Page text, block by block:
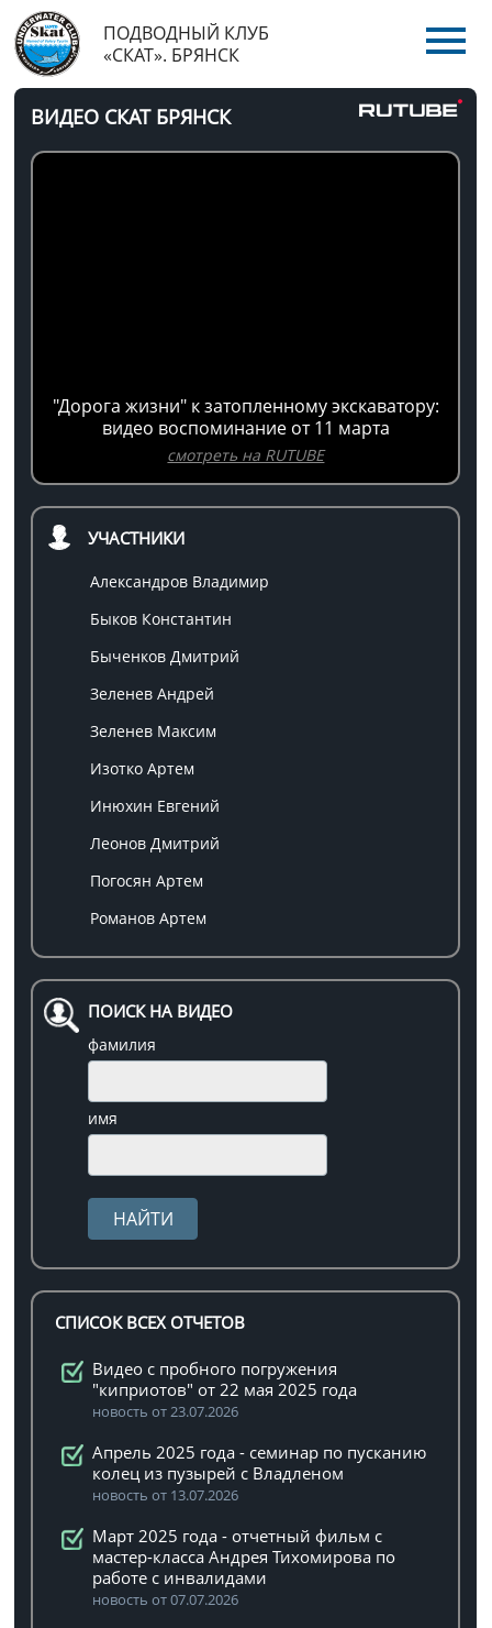
ПОДВОДНЫЙ КЛУБ
«СКАТ». БРЯНСК
ВИДЕО СКАТ БРЯНСК
"Дорога жизни" к затопленному экскаватору:
видео воспоминание от 11 марта
смотреть на RUTUBE
УЧАСТНИКИ
Александров Владимир
Быков Константин
Быченков Дмитрий
Зеленев Андрей
Зеленев Максим
Изотко Артем
Инюхин Евгений
Леонов Дмитрий
Погосян Артем
Романов Артем
ПОИСК НА ВИДЕО
фамилия
имя
СПИСОК ВСЕХ ОТЧЕТОВ
Видео с пробного погружения
"киприотов" от 22 мая 2025 года
новость от 23.07.2026
Апрель 2025 года - семинар по пусканию
колец из пузырей с Владленом
новость от 13.07.2026
Март 2025 года - отчетный фильм с
мастер-класса Андрея Тихомирова по
работе с инвалидами
новость от 07.07.2026